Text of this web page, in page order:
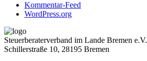
Kommentar-Feed
WordPress.org
Steuerberaterverband im Lande Bremen e.V.
Schillerstraße 10, 28195 Bremen